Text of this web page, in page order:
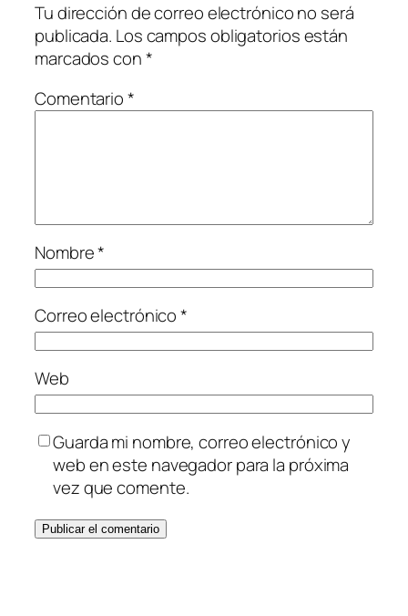
Tu dirección de correo electrónico no será
publicada. Los campos obligatorios están
marcados con*
Comentario*
Nombre*
Correo electrónico*
Web
Guarda mi nombre, correo electrónico y
web en este navegador para la próxima
vez que comente.